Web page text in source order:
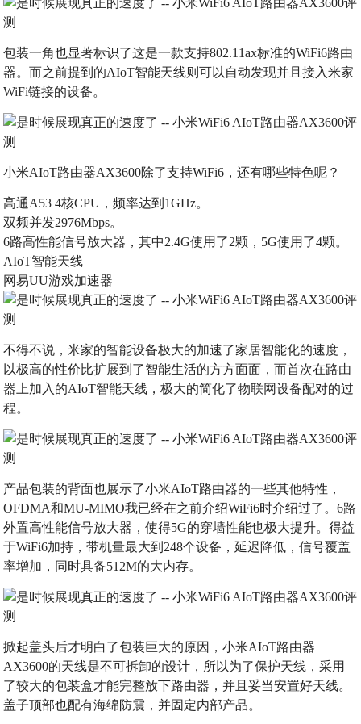
包装一角也显著标识了这是一款支持802.11ax标准的WiFi6路由
器。而之前提到的AIoT智能天线则可以自动发现并且接入米家
WiFi链接的设备。
小米AIoT路由器AX3600除了支持WiFi6，还有哪些特色呢？
高通A53 4核CPU，频率达到1GHz。
双频并发2976Mbps。
6路高性能信号放大器，其中2.4G使用了2颗，5G使用了4颗。
AIoT智能天线
网易UU游戏加速器
不得不说，米家的智能设备极大的加速了家居智能化的速度，
以极高的性价比扩展到了智能生活的方方面面，而首次在路由
器上加入的AIoT智能天线，极大的简化了物联网设备配对的过
程。
产品包装的背面也展示了小米AIoT路由器的一些其他特性，
OFDMA和MU-MIMO我已经在之前介绍WiFi6时介绍过了。6路
外置高性能信号放大器，使得5G的穿墙性能也极大提升。得益
于WiFi6加持，带机量最大到248个设备，延迟降低，信号覆盖
率增加，同时具备512M的大内存。
掀起盖头后才明白了包装巨大的原因，小米AIoT路由器
AX3600的天线是不可拆卸的设计，所以为了保护天线，采用
了较大的包装盒才能完整放下路由器，并且妥当安置好天线。
盖子顶部也配有海绵防震，并固定内部产品。